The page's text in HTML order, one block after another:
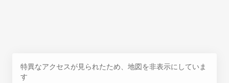
特異なアクセスが見られたため、地図を非表示にしていま
す